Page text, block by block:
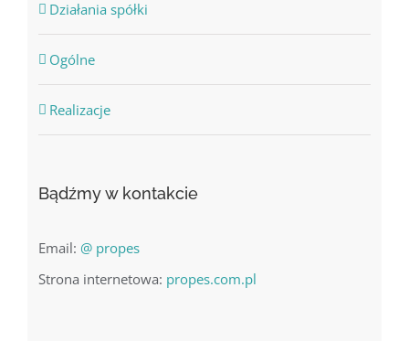
Działania spółki
Ogólne
Realizacje
Bądźmy w kontakcie
Email: @ propes
Strona internetowa: propes.com.pl